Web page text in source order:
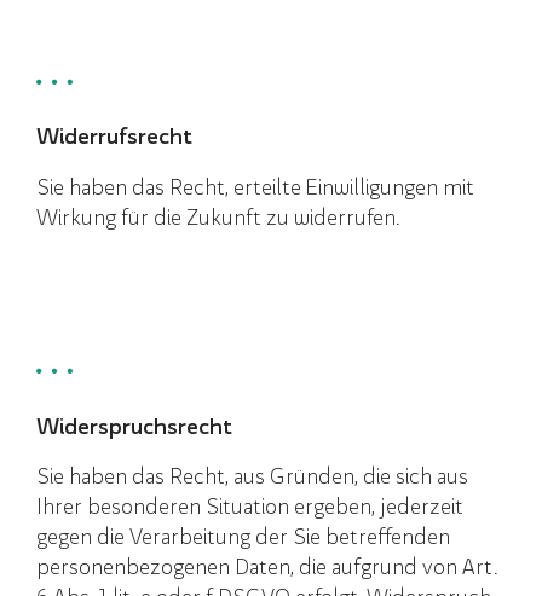
Widerrufsrecht
Sie haben das Recht, erteilte Einwilligungen mit
Wirkung für die Zukunft zu widerrufen.
Widerspruchsrecht
Sie haben das Recht, aus Gründen, die sich aus
Ihrer besonderen Situation ergeben, jederzeit
gegen die Verarbeitung der Sie betreffenden
personenbezogenen Daten, die aufgrund von Art.